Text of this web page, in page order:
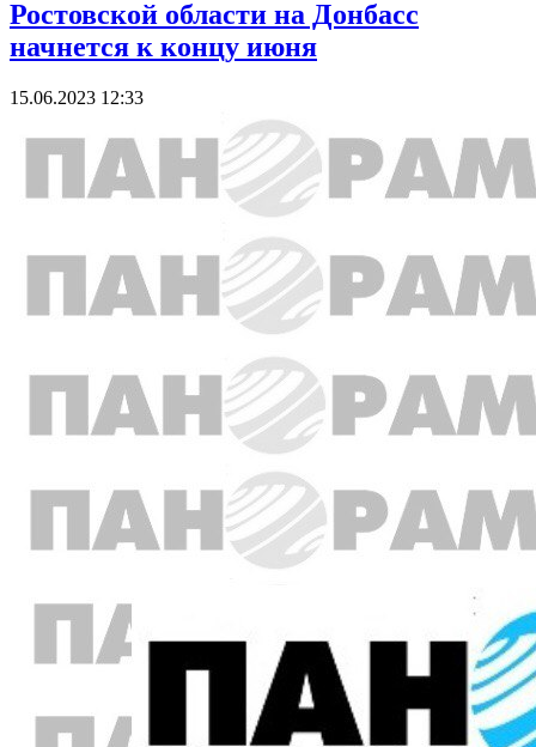
Ростовской области на Донбасс
начнется к концу июня
15.06.2023 12:33